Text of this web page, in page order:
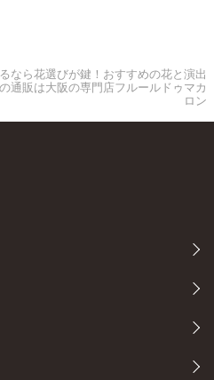
なら花選びが鍵！おすすめの花と演出
通販は大阪の専門店フルールドゥマカ
ロン